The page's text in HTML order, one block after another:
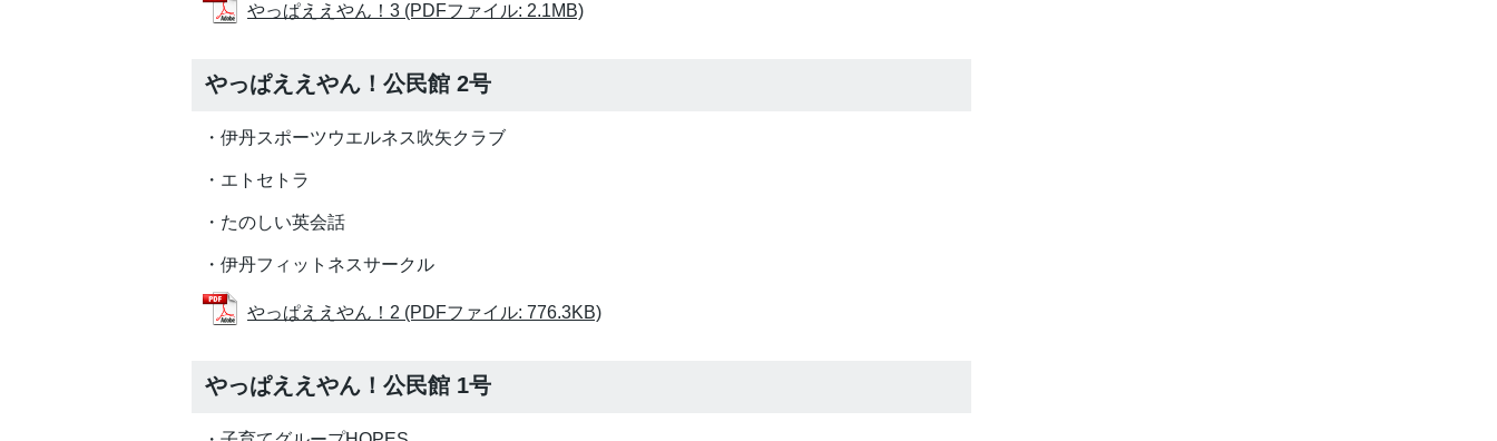
やっぱええやん！3 (PDFファイル: 2.1MB)
やっぱええやん！公民館 2号
・伊丹スポーツウエルネス吹矢クラブ
・エトセトラ
・たのしい英会話
・伊丹フィットネスサークル
やっぱええやん！2 (PDFファイル: 776.3KB)
やっぱええやん！公民館 1号